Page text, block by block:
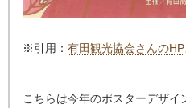
※引用： 有田観光協会さんのHP
こちらは今年のポスターデザイ